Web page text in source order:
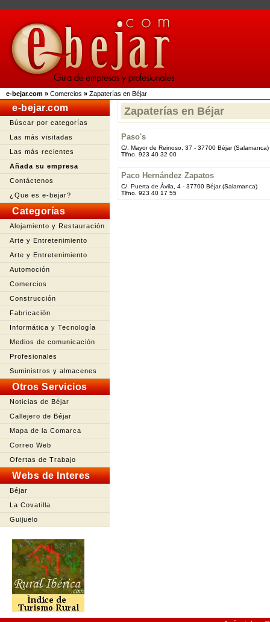
e-bejar.com » Comercios » Zapaterías en Béjar
e-bejar.com
Búscar por categorías
Las más visitadas
Las más recientes
Añada su empresa
Contáctenos
¿Que es e-bejar?
Categorías
Alojamiento y Restauración
Arte y Entretenimiento
Arte y Entretenimiento
Automoción
Comercios
Construcción
Fabricación
Informática y Tecnología
Medios de comunicación
Profesionales
Suministros y almacenes
Otros Servicios
Noticias de Béjar
Callejero de Béjar
Mapa de la Comarca
Correo Web
Ofertas de Trabajo
Webs de Interes
Béjar
La Covatilla
Guijuelo
Zapaterías en Béjar
Paso's
C/. Mayor de Reinoso, 37 - 37700 Béjar (Salamanca)
Tlfno. 923 40 32 00
Paco Hernández Zapatos
C/. Puerta de Ávila, 4 - 37700 Béjar (Salamanca)
Tlfno. 923 40 17 55